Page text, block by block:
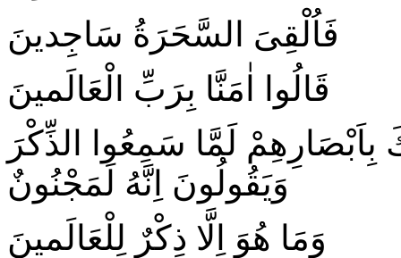
فَاُلْقِىَ السَّحَرَةُ سَاجِدينَ
قَالُوا اٰمَنَّا بِرَبِّ الْعَالَمينَ
بِاَبْصَارِهِمْ لَمَّا سَمِعُوا الذِّكْرَ
وَيَقُولُونَ اِنَّهُ لَمَجْنُونٌ
وَمَا هُوَ اِلَّا ذِكْرٌ لِلْعَالَمينَ